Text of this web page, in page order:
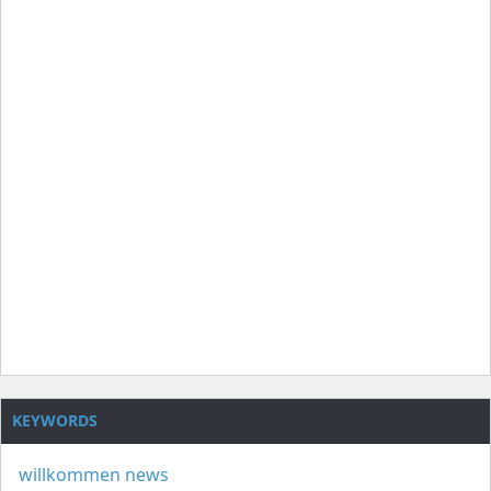
KEYWORDS
willkommen news